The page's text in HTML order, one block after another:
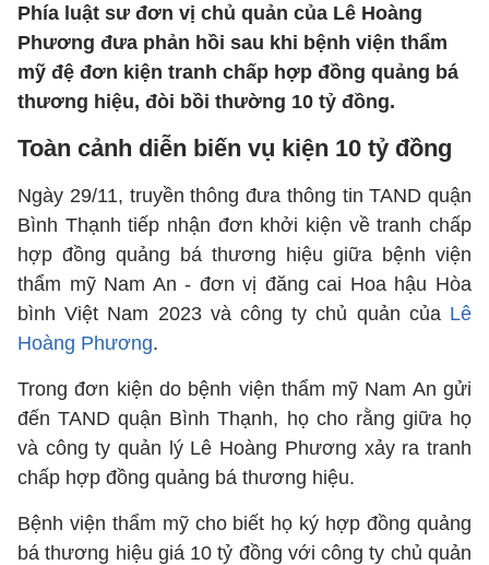
Phía luật sư đơn vị chủ quản của Lê Hoàng
Phương đưa phản hồi sau khi bệnh viện thẩm
mỹ đệ đơn kiện tranh chấp hợp đồng quảng bá
thương hiệu, đòi bồi thường 10 tỷ đồng.
Toàn cảnh diễn biến vụ kiện 10 tỷ đồng
Ngày 29/11, truyền thông đưa thông tin TAND quận
Bình Thạnh tiếp nhận đơn khởi kiện về tranh chấp
hợp đồng quảng bá thương hiệu giữa bệnh viện
thẩm mỹ Nam An - đơn vị đăng cai Hoa hậu Hòa
bình Việt Nam 2023 và công ty chủ quản của Lê
Hoàng Phương.
Trong đơn kiện do bệnh viện thẩm mỹ Nam An gửi
đến TAND quận Bình Thạnh, họ cho rằng giữa họ
và công ty quản lý Lê Hoàng Phương xảy ra tranh
chấp hợp đồng quảng bá thương hiệu.
Bệnh viện thẩm mỹ cho biết họ ký hợp đồng quảng
bá thương hiệu giá 10 tỷ đồng với công ty chủ quản